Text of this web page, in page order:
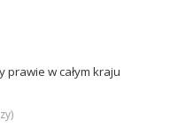
prawie w całym kraju